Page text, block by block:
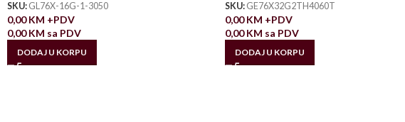
SKU: GL76X-16G-1-3050
0,00KM +PDV
0,00KM sa PDV
DODAJ U KORPU
SKU: GE76X32G2TH4060T
0,00KM +PDV
0,00KM sa PDV
DODAJ U KORPU